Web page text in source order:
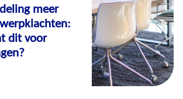
meer
dit voor